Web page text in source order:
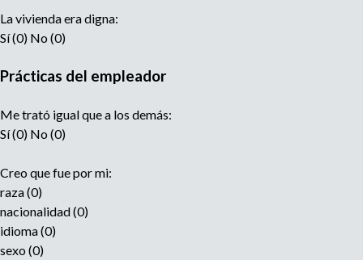
La vivienda era digna:
Sí (0) No (0)
Prácticas del empleador
Me trató igual que a los demás:
Sí (0) No (0)
Creo que fue por mi:
raza (0)
nacionalidad (0)
idioma (0)
sexo (0)